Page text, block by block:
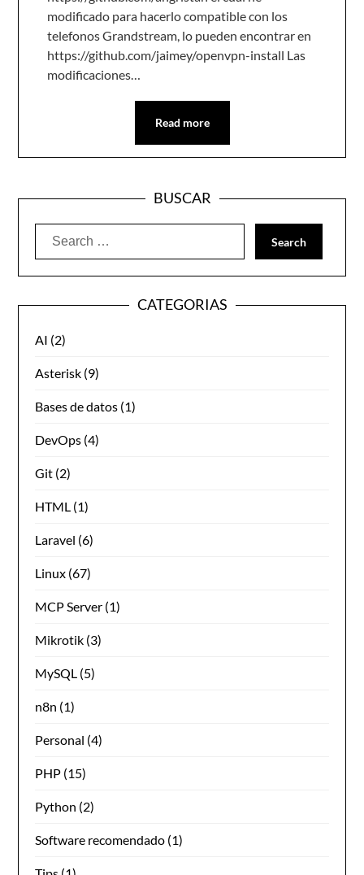
modificado para hacerlo compatible con los
telefonos Grandstream, lo pueden encontrar en
https://github.com/jaimey/openvpn-install Las
modificaciones…
Read more
BUSCAR
Search
CATEGORIAS
AI (2)
Asterisk (9)
Bases de datos (1)
DevOps (4)
Git (2)
HTML (1)
Laravel (6)
Linux (67)
MCP Server (1)
Mikrotik (3)
MySQL (5)
n8n (1)
Personal (4)
PHP (15)
Python (2)
Software recomendado (1)